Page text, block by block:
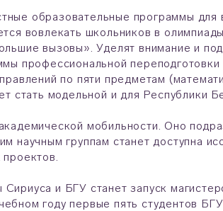
образовательные программы для
вовлекать школьников в
вызовы». Уделят внимание и
профессиональной переподготовки
по пяти предметам
стать модельной и для Республики
мобильности. Оно
научным группам станет доступна
и БГУ станет запуск
году первые пять студентов